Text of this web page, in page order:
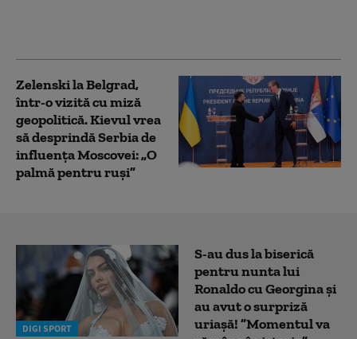
Zelenski la Belgrad,
într-o vizită cu miză
geopolitică. Kievul vrea
să desprindă Serbia de
influența Moscovei: „O
palmă pentru ruși”
DIGI SPORT
S-au dus la biserică
pentru nunta lui
Ronaldo cu Georgina și
au avut o surpriză
uriașă! ”Momentul va